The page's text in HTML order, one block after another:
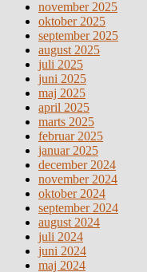
november 2025
oktober 2025
september 2025
august 2025
juli 2025
juni 2025
maj 2025
april 2025
marts 2025
februar 2025
januar 2025
december 2024
november 2024
oktober 2024
september 2024
august 2024
juli 2024
juni 2024
maj 2024